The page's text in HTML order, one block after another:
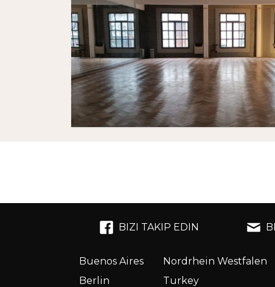
BIZI TAKIP EDIN
Buenos Aires
Nordrhein Westfalen
Berlin
Turkey